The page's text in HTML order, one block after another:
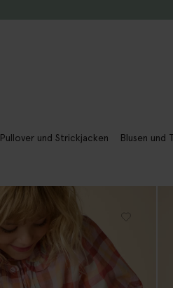
Pullover und Strickjacken Blusen und